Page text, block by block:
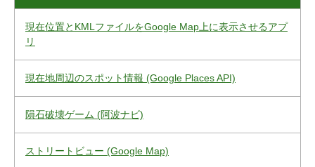
現在位置とKMLファイルをGoogle Map上に表示させるアプ
リ
現在地周辺のスポット情報 (Google Places API)
隕石破壊ゲーム (阿波ナビ)
ストリートビュー (Google Map)